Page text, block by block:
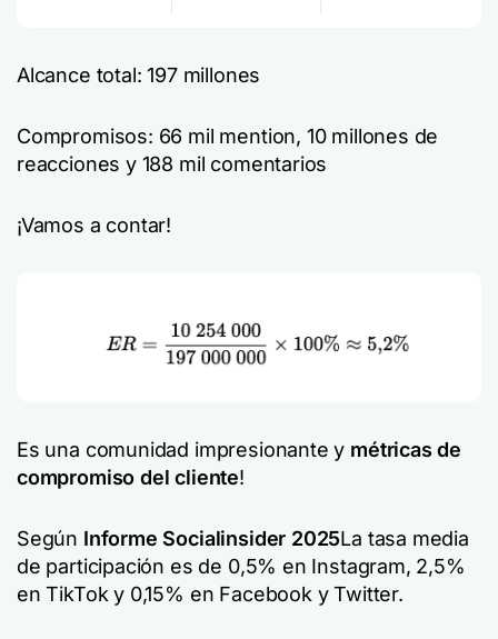
Alcance total: 197 millones
Compromisos: 66 mil mention, 10 millones de
reacciones y 188 mil comentarios
¡Vamos a contar!
Es una comunidad impresionante y métricas de
compromiso del cliente!
Según Informe Socialinsider 2025La tasa media
de participación es de 0,5% en Instagram, 2,5%
en TikTok y 0,15% en Facebook y Twitter.